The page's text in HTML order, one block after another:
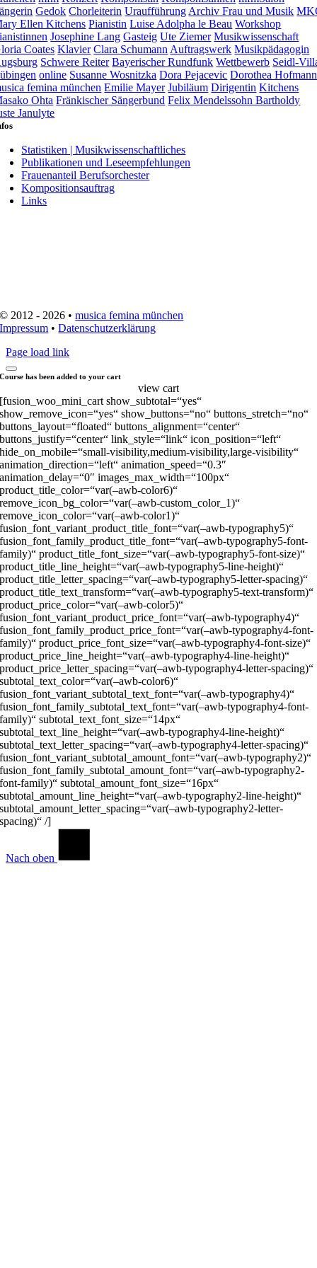
Gedok Chorleiterin Uraufführung Archiv Frau und Musik
Ellen Kitchens Pianistin Luise Adolpha le Beau Workshop
Josephine Lang Gasteig Ute Ziemer Musikwissenschaft
Coates Klavier Clara Schumann Auftragswerk Musikpädagogin
Schwere Reiter Bayerischer Rundfunk Wettbewerb Seidl-
online Susanne Wosnitzka Dora Pejacevic Dorothea Hofmann
femina münchen Emilie Mayer Jubiläum Dirigentin Kitchens
Ohta Fränkischer Sängerbund Felix Mendelssohn Bartholdy
Janulyte
Statistiken | Musikwissenschaftliches
Publikationen und Leseempfehlungen
Frauenanteil Berufsorchester
Kompositionsauftrag
Links
© 2012 - 2026 •musica femina münchen
Impressum •Datenschutzerklärung
Page load link
Course has been added to your cart
view cart
[fusion_woo_mini_cart show_subtotal=“yes“
show_remove_icon=“yes“ show_buttons=“no“ buttons_stretch=“no“
buttons_layout=“floated“ buttons_alignment=“center“
buttons_justify=“center“ link_style=“link“ icon_position=“left“
hide_on_mobile=“small-visibility,medium-visibility,large-visibility“
animation_direction=“left“ animation_speed=“0.3″
animation_delay=“0″ images_max_width=“100px“
product_title_color=“var(–awb-color6)“
remove_icon_bg_color=“var(–awb-custom_color_1)“
remove_icon_color=“var(–awb-color1)“
fusion_font_variant_product_title_font=“var(–awb-typography5)“
fusion_font_family_product_title_font=“var(–awb-typography5-font-
family)“ product_title_font_size=“var(–awb-typography5-font-size)“
product_title_line_height=“var(–awb-typography5-line-height)“
product_title_letter_spacing=“var(–awb-typography5-letter-spacing)“
product_title_text_transform=“var(–awb-typography5-text-transform)“
product_price_color=“var(–awb-color5)“
fusion_font_variant_product_price_font=“var(–awb-typography4)“
fusion_font_family_product_price_font=“var(–awb-typography4-font-
family)“ product_price_font_size=“var(–awb-typography4-font-size)“
product_price_line_height=“var(–awb-typography4-line-height)“
product_price_letter_spacing=“var(–awb-typography4-letter-spacing)“
subtotal_text_color=“var(–awb-color6)“
fusion_font_variant_subtotal_text_font=“var(–awb-typography4)“
fusion_font_family_subtotal_text_font=“var(–awb-typography4-font-
family)“ subtotal_text_font_size=“14px“
subtotal_text_line_height=“var(–awb-typography4-line-height)“
subtotal_text_letter_spacing=“var(–awb-typography4-letter-spacing)“
fusion_font_variant_subtotal_amount_font=“var(–awb-typography2)“
fusion_font_family_subtotal_amount_font=“var(–awb-typography2-
font-family)“ subtotal_amount_font_size=“16px“
subtotal_amount_line_height=“var(–awb-typography2-line-height)“
subtotal_amount_letter_spacing=“var(–awb-typography2-letter-
spacing)“ /]
Nach oben